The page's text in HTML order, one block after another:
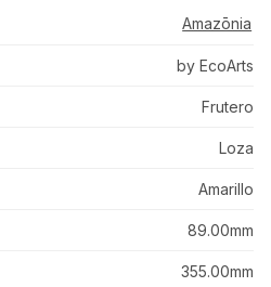
Amazōnia
by EcoArts
Frutero
Loza
Amarillo
89.00mm
355.00mm